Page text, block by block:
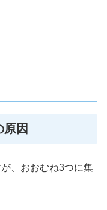
原因
、おおむね3つに集